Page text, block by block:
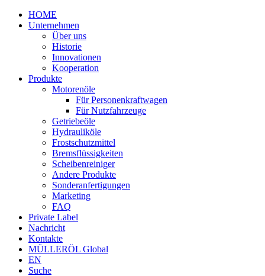
HOME
Unternehmen
Über uns
Historie
Innovationen
Kooperation
Produkte
Motorenöle
Für Personenkraftwagen
Für Nutzfahrzeuge
Getriebeöle
Hydrauliköle
Frostschutzmittel
Bremsflüssigkeiten
Scheibenreiniger
Andere Produkte
Sonderanfertigungen
Marketing
FAQ
Private Label
Nachricht
Kontakte
MÜLLERÖL Global
EN
Suche